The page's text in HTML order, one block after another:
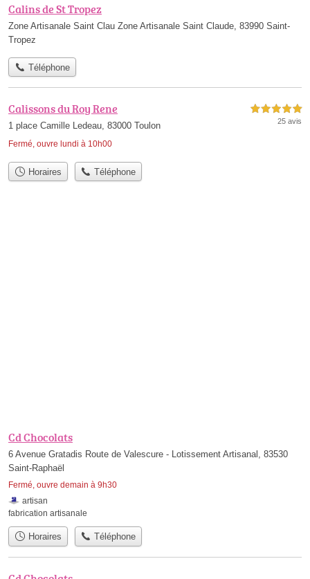
Calins de St Tropez
Zone Artisanale Saint Clau Zone Artisanale Saint Claude, 83990 Saint-
Tropez
Téléphone
Calissons du Roy Rene
1 place Camille Ledeau, 83000 Toulon
Fermé, ouvre lundi à 10h00
5,0 étoiles sur 5
25 avis
Horaires Téléphone
Cd Chocolats
6 Avenue Gratadis Route de Valescure - Lotissement Artisanal, 83530
Saint-Raphaël
Fermé, ouvre demain à 9h30
artisan
fabrication artisanale
Horaires Téléphone